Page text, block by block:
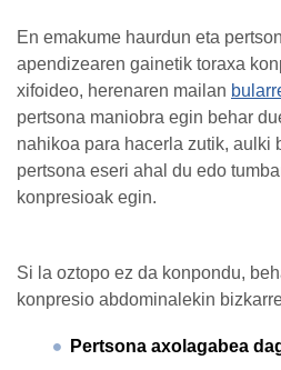
En emakume haurdun eta
apendizearen gainetik toraxa
xifoideo, herenaren mailan
pertsona maniobra egin behar
nahikoa para hacerla zutik, aulki
pertsona eseri ahal du edo
konpresioak egin.
Si la oztopo ez da konpondu,
konpresio abdominalekin
Pertsona axolagabea